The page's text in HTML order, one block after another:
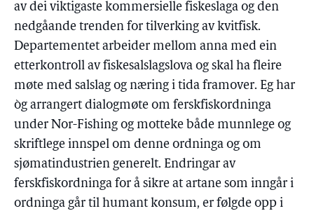
av dei viktigaste kommersielle fiskeslaga og den
nedgåande trenden for tilverking av kvitfisk.
Departementet arbeider mellom anna med ein
etterkontroll av fiskesalslagslova og skal ha fleire
møte med salslag og næring i tida framover. Eg har
òg arrangert dialogmøte om ferskfiskordninga
under Nor-Fishing og motteke både munnlege og
skriftlege innspel om denne ordninga og om
sjømatindustrien generelt. Endringar av
ferskfiskordninga for å sikre at artane som inngår i
ordninga går til humant konsum, er følgde opp i